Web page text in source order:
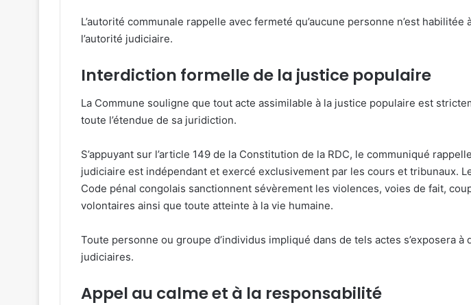
L’autorité communale rappelle avec fermeté qu’aucune personne n’est habilitée
l’autorité judiciaire.
Interdiction formelle de la justice populaire
La Commune souligne que tout acte assimilable à la justice populaire est
toute l’étendue de sa juridiction.
S’appuyant sur l’article 149 de la Constitution de la RDC, le communiqué
judiciaire est indépendant et exercé exclusivement par les cours et tribunaux.
Code pénal congolais sanctionnent sévèrement les violences, voies de fait,
volontaires ainsi que toute atteinte à la vie humaine.
Toute personne ou groupe d’individus impliqué dans de tels actes s’exposera à
judiciaires.
Appel au calme et à la responsabilité